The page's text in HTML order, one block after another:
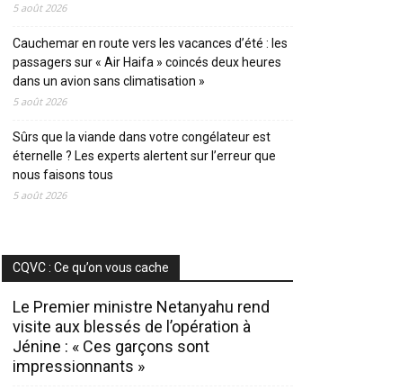
5 août 2026
Cauchemar en route vers les vacances d’été : les
passagers sur « Air Haifa » coincés deux heures
dans un avion sans climatisation »
5 août 2026
Sûrs que la viande dans votre congélateur est
éternelle ? Les experts alertent sur l’erreur que
nous faisons tous
5 août 2026
CQVC : Ce qu’on vous cache
Le Premier ministre Netanyahu rend
visite aux blessés de l’opération à
Jénine : « Ces garçons sont
impressionnants »